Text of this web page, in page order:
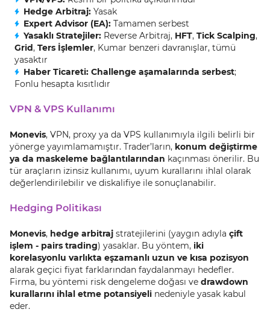
Hedge Arbitraj: Yasak
Expert Advisor (EA): Tamamen serbest
Yasaklı Stratejiler: Reverse Arbitraj, HFT, Tick Scalping,
Grid, Ters İşlemler, Kumar benzeri davranışlar, tümü
yasaktır
Haber Ticareti: Challenge aşamalarında serbest;
Fonlu hesapta kısıtlıdır
VPN & VPS Kullanımı
Monevis, VPN, proxy ya da VPS kullanımıyla ilgili belirli bir
yönerge yayımlamamıştır. Trader’ların, konum değiştirme
ya da maskeleme bağlantılarından kaçınması önerilir. Bu
tür araçların izinsiz kullanımı, uyum kurallarını ihlal olarak
değerlendirilebilir ve diskalifiye ile sonuçlanabilir.
Hedging Politikası
Monevis, hedge arbitraj stratejilerini (yaygın adıyla çift
işlem - pairs trading) yasaklar. Bu yöntem, iki
korelasyonlu varlıkta eşzamanlı uzun ve kısa pozisyon
alarak geçici fiyat farklarından faydalanmayı hedefler.
Firma, bu yöntemi risk dengeleme doğası ve drawdown
kurallarını ihlal etme potansiyeli nedeniyle yasak kabul
eder.